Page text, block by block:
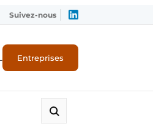
Suivez-nous
Entreprises